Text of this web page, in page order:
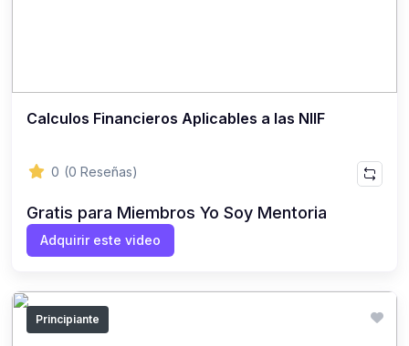
Calculos Financieros Aplicables a las NIIF
0 (0 Reseñas)
Gratis para Miembros Yo Soy Mentoria
Adquirir este video
Principiante